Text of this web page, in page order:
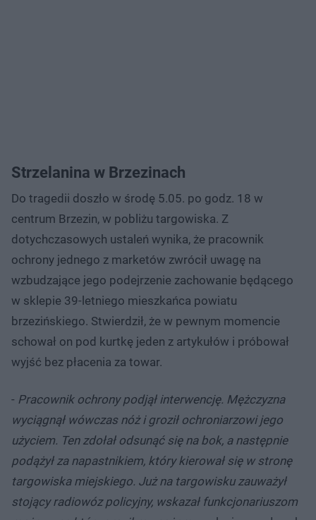
Strzelanina w Brzezinach
Do tragedii doszło w środę 5.05. po godz. 18 w
centrum Brzezin, w pobliżu targowiska. Z
dotychczasowych ustaleń wynika, że pracownik
ochrony jednego z marketów zwrócił uwagę na
wzbudzające jego podejrzenie zachowanie będącego
w sklepie 39-letniego mieszkańca powiatu
brzezińskiego. Stwierdził, że w pewnym momencie
schował on pod kurtkę jeden z artykułów i próbował
wyjść bez płacenia za towar.
- Pracownik ochrony podjął interwencję. Mężczyzna
wyciągnął wówczas nóż i groził ochroniarzowi jego
użyciem. Ten zdołał odsunąć się na bok, a następnie
podążył za napastnikiem, który kierował się w stronę
targowiska miejskiego. Już na targowisku zauważył
stojący radiowóz policyjny, wskazał funkcjonariuszom